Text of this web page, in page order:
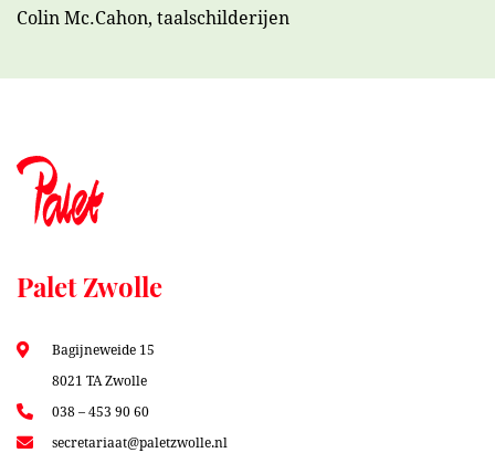
Colin Mc.Cahon, taalschilderijen
Palet Zwolle
Bagijneweide 15
8021 TA Zwolle
038 – 453 90 60
secretariaat@paletzwolle.nl